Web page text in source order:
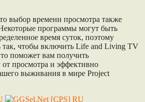
выбор времени просмотра также
программы могут быть
время суток, поэтому
так, чтобы включить Life and Living TV
поможет вам получить
просмотра и эффективно
выживания в мире Project